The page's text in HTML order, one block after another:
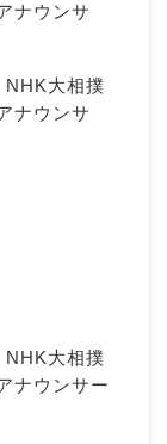
ナウンサ
NHK大相撲
ナウンサ
NHK大相撲
ナウンサー